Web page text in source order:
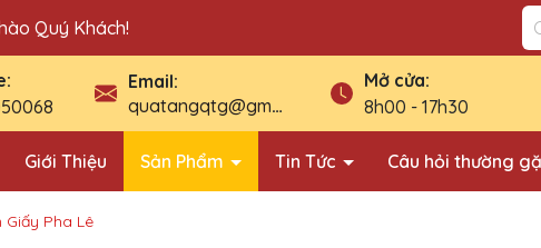
Quý Khách!
Email:
quatangqtg@gmail.com
Mở cửa:
8h00 - 17h30
Giới Thiệu Sản Phẩm Tin Tức Câu hỏi thường
Giấy Pha Lê